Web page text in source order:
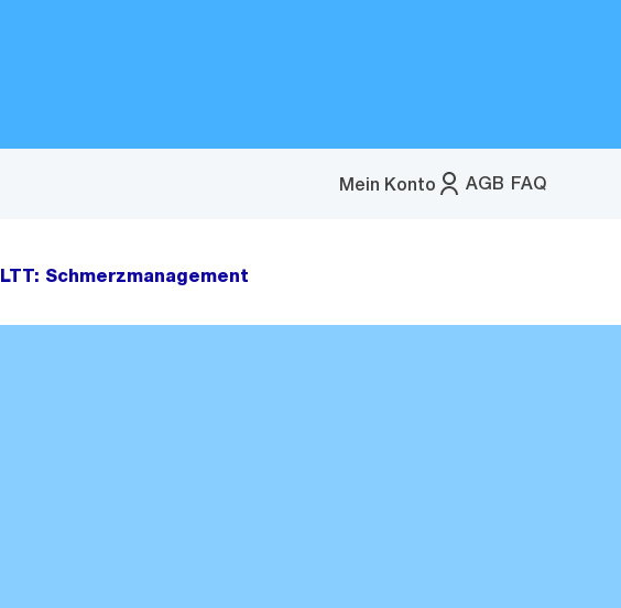
AGB FAQ
Mein Konto
Menü
LTT: Schmerzmanagement